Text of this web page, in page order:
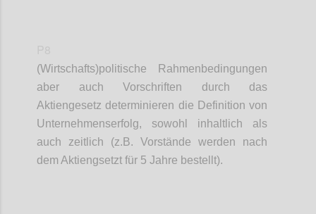
(Wirtschafts)politische Rahmenbedingungen
aber auch Vorschriften durch das
Aktiengesetz determinieren die Definition von
Unternehmenserfolg, sowohl inhaltlich als
auch zeitlich (z.B. Vorstände werden nach
dem Aktiengsetzt für 5 Jahre bestellt).